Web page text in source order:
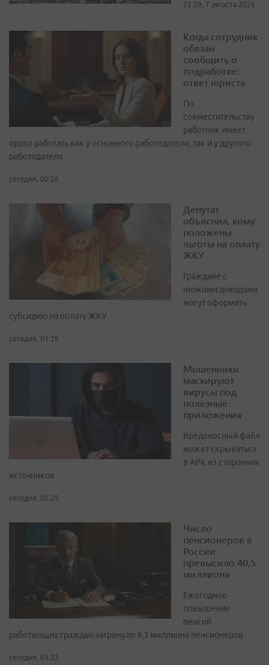
22:29, 7 августа 2026
Когда сотрудник
обязан
сообщить о
подработке:
ответ юриста
По
совместительству
работник имеет
право работать как у основного работодателя, так и у другого
работодателя
сегодня, 00:26
Депутат
объяснил, кому
положены
льготы на оплату
ЖКУ
Граждане с
низкими доходами
могут оформить
субсидию на оплату ЖКУ
сегодня, 01:28
Мошенники
маскируют
вирусы под
полезные
приложения
Вредоносный файл
может скрываться
в APK из сторонних
источников
сегодня, 02:29
Число
пенсионеров в
России
превысило 40,5
миллиона
Ежегодное
повышение
пенсий
работающих граждан затронуло 9,3 миллиона пенсионеров
сегодня, 03:23